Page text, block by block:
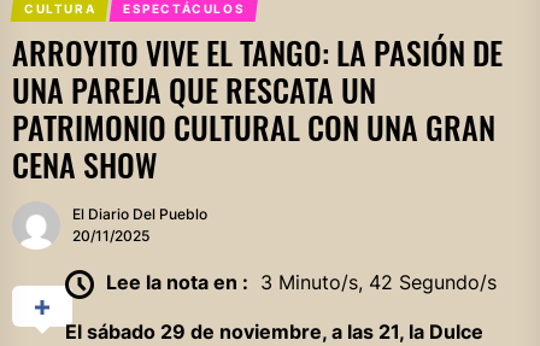
CULTURA ESPECTÁCULOS
ARROYITO VIVE EL TANGO: LA PASIÓN DE
UNA PAREJA QUE RESCATA UN
PATRIMONIO CULTURAL CON UNA GRAN
CENA SHOW
El Diario Del Pueblo
20/11/2025
Lee la nota en : 3 Minuto/s, 42 Segundo/s
El sábado 29 de noviembre, a las 21, la Dulce